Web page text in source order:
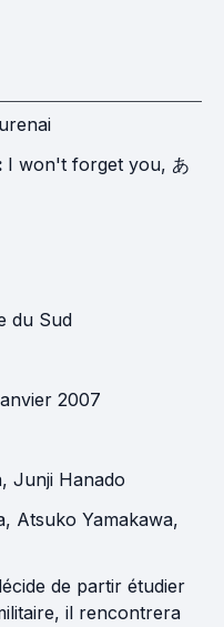
I won't forget you, あ
du Sud
2007
, Junji Hanado
, Atsuko Yamakawa,
de partir étudier
il rencontrera